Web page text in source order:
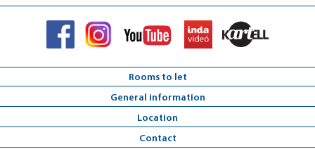
Rooms to let
General information
Location
Contact